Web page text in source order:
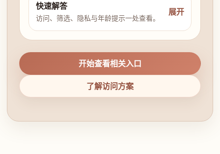
快速解答
访问、筛选、隐私与年龄提示一处查看。
展开
开始查看相关入口
了解访问方案